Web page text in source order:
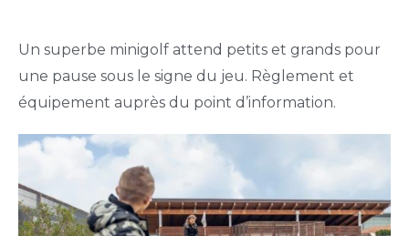
Un superbe minigolf attend petits et grands pour
une pause sous le signe du jeu. Règlement et
équipement auprès du point d’information.